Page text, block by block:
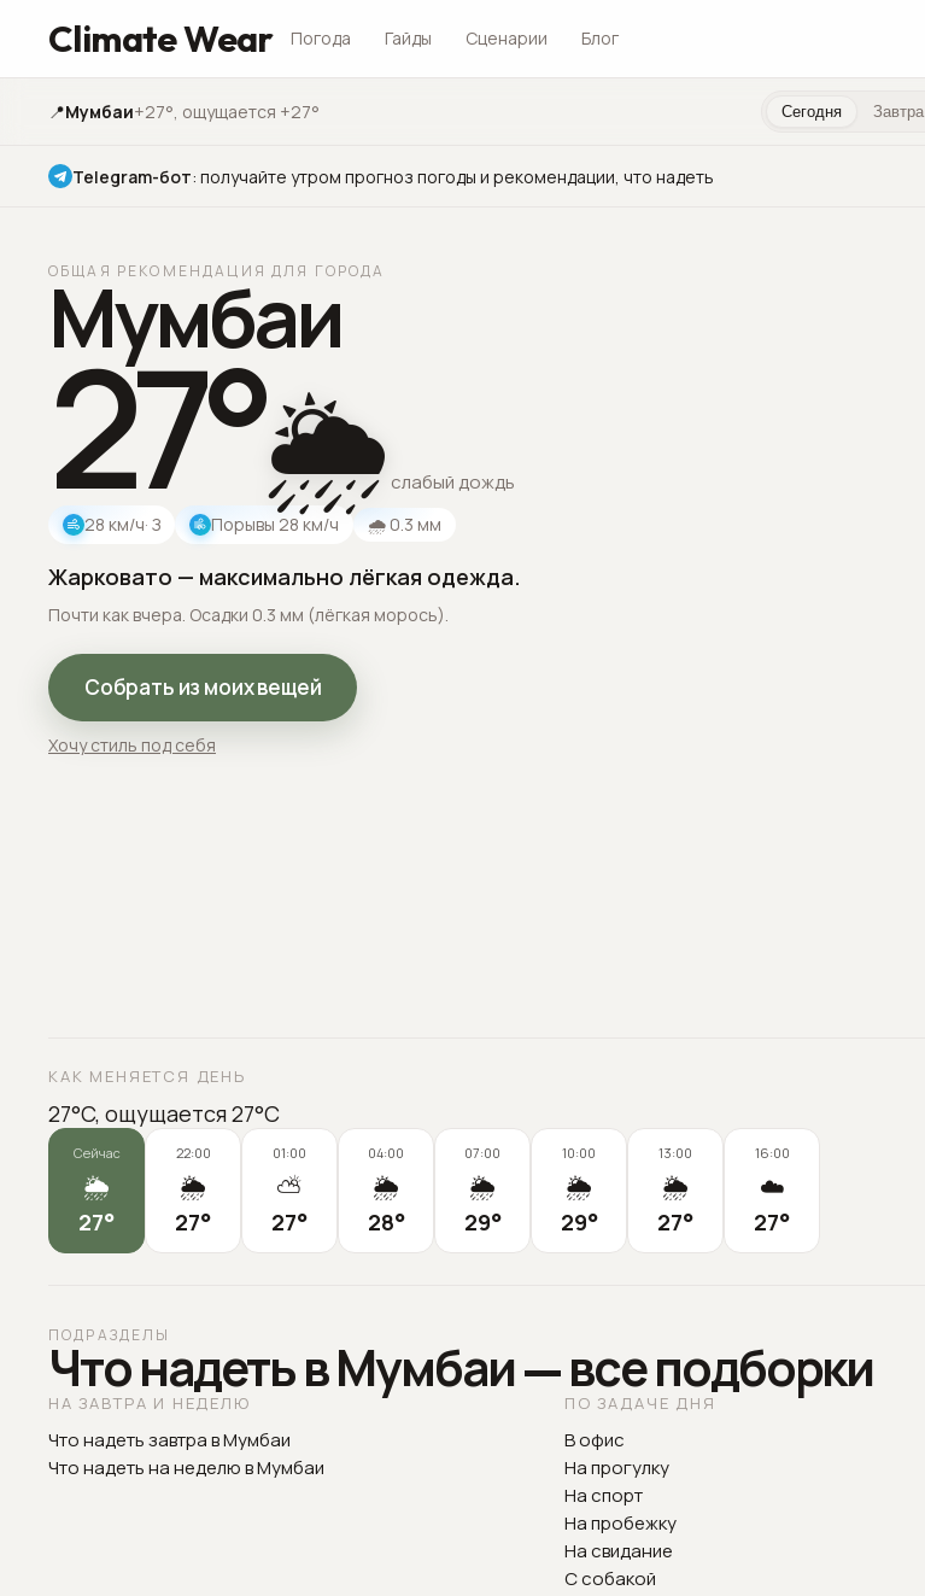
Climate Wear Погода Гайды Сценарии Блог
📍Мумбаи+27°, ощущается +27° Сегодня Завтра
Telegram-бот: получайте утром прогноз погоды и рекомендации, что надеть
ОБЩАЯ РЕКОМЕНДАЦИЯ ДЛЯ ГОРОДА
Мумбаи
27°🌦️ слабый дождь
28 км/ч· З Порывы 28 км/ч 🌧 0.3 мм
Жарковато — максимально лёгкая одежда.
Почти как вчера. Осадки 0.3 мм (лёгкая морось).
Собрать из моих вещей
Хочу стиль под себя
КАК МЕНЯЕТСЯ ДЕНЬ
27°C, ощущается 27°C
Сейчас
🌦️
27°
22:00
🌦️
27°
01:00
⛅
27°
04:00
🌦️
28°
07:00
🌦️
29°
10:00
🌦️
29°
13:00
🌦️
27°
16:00
☁️
27°
ПОДРАЗДЕЛЫ
Что надеть в Мумбаи — все подборки
НА ЗАВТРА И НЕДЕЛЮ
Что надеть завтра в Мумбаи
Что надеть на неделю в Мумбаи
ПО ЗАДАЧЕ ДНЯ
В офис
На прогулку
На спорт
На пробежку
На свидание
С собакой